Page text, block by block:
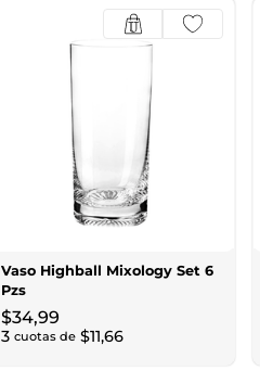
Vaso Highball Mixology Set 6
Pzs
$34,99
3 cuotas de $11,66